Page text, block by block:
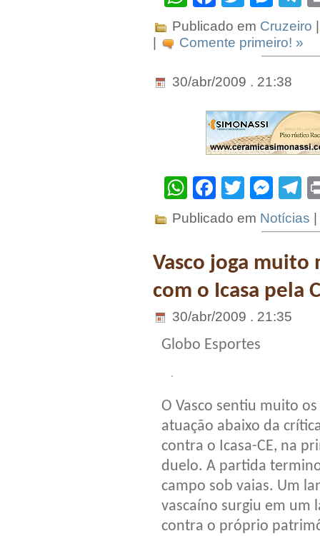
Publicado em Cruzeiro
Comente primeiro! »
30/abr/2009 . 21:38
WhatsApp
Facebook
Twitter
Publicado em Notícias
Vasco joga muito
com o Icasa pela
30/abr/2009 . 21:35
Globo Esportes
O Vasco sentiu muito
atuação abaixo da
contra o Icasa-CE, na
duelo. A partida
campo sob vaias. Um
vascaíno surgiu em um
contra o próprio